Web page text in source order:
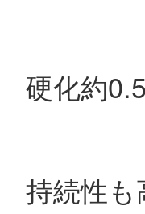
硬化約
持続性